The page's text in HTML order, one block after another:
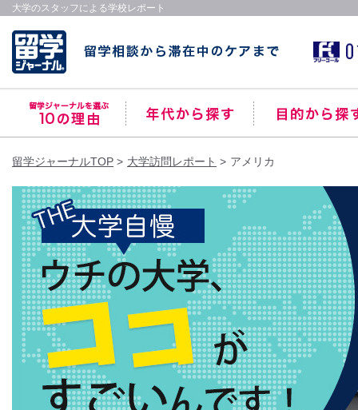
大学のスタッフによる学校レポート
留学ジャーナルTOP 大学訪問レポート アメリカ